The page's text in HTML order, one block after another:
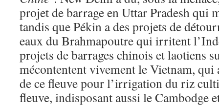
projet de barrage en Uttar Pradesh qui
tandis que Pékin a des projets de
eaux du Brahmapoutre qui irritent
projets de barrages chinois et laotiens
mécontentent vivement le Vietnam, qui
de ce fleuve pour l’irrigation du riz
fleuve, indisposant aussi le Cambodge